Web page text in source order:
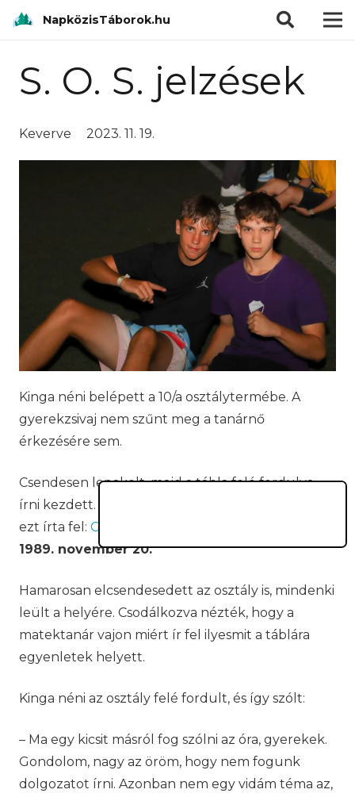
NapközisTáborok.hu
S. O. S. jelzések
Keverve 2023. 11. 19.
Kinga néni belépett a 10/a osztálytermébe. A
gyerekzsivaj nem szűnt meg a tanárnő
érkezésére sem.
Csendesen lepakolt, majd a tábla felé fordulva
írni kezdett. Középre nagy nyomtatott betűvel
ezt írta fel: GYEREK.
1989. november 20.
Hamarosan elcsendesedett az osztály is, mindenki
leült a helyére. Csodálkozva nézték, hogy a
matektanár vajon miért ír fel ilyesmit a táblára
egyenletek helyett.
Kinga néni az osztály felé fordult, és így szólt:
– Ma egy kicsit másról fog szólni az óra, gyerekek.
Gondolom, nagy az öröm, hogy nem fogunk
dolgozatot írni. Azonban nem egy vidám téma az,